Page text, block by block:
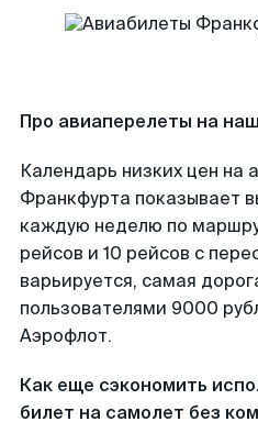
Про авиаперелеты на
Календарь низких цен на
Франкфурта показывает
каждую неделю по
рейсов и 10 рейсов с
варьируется, самая
пользователями 9000
Аэрофлот.
Как еще сэкономить
билет на самолет без